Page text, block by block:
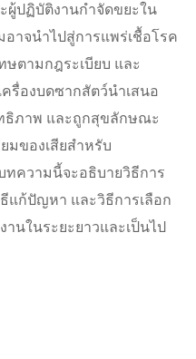
ผู้ปฏิบัติงานกำจัดขยะใน
าจนำไปสู่การแพร่เชื้อโรค
ตามกฎระเบียบ และ
รื่องบดซากสัตว์นำเสนอ
ภาพ และถูกสุขลักษณะ
มของเสียสำหรับ
ทความนี้จะอธิบายวิธีการ
แก้ปัญหา และวิธีการเลือก
นในระยะยาวและเป็นไป